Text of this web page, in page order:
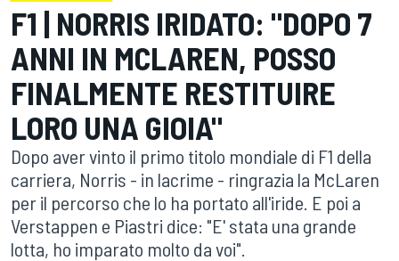
F1 | NORRIS IRIDATO: "DOPO 7
ANNI IN MCLAREN, POSSO
FINALMENTE RESTITUIRE
LORO UNA GIOIA"
Dopo aver vinto il primo titolo mondiale di F1 della
carriera, Norris - in lacrime - ringrazia la McLaren
per il percorso che lo ha portato all'iride. E poi a
Verstappen e Piastri dice: "E' stata una grande
lotta, ho imparato molto da voi".